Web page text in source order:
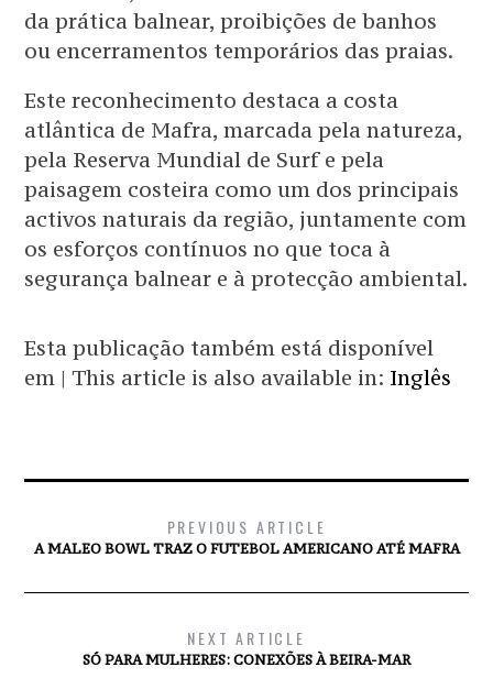
da prática balnear, proibições de banhos
ou encerramentos temporários das praias.
Este reconhecimento destaca a costa
atlântica de Mafra, marcada pela natureza,
pela Reserva Mundial de Surf e pela
paisagem costeira como um dos principais
activos naturais da região, juntamente com
os esforços contínuos no que toca à
segurança balnear e à protecção ambiental.
Esta publicação também está disponível
em | This article is also available in: Inglês
PREVIOUS ARTICLE
A MALEO BOWL TRAZ O FUTEBOL AMERICANO ATÉ MAFRA
NEXT ARTICLE
SÓ PARA MULHERES: CONEXÕES À BEIRA-MAR